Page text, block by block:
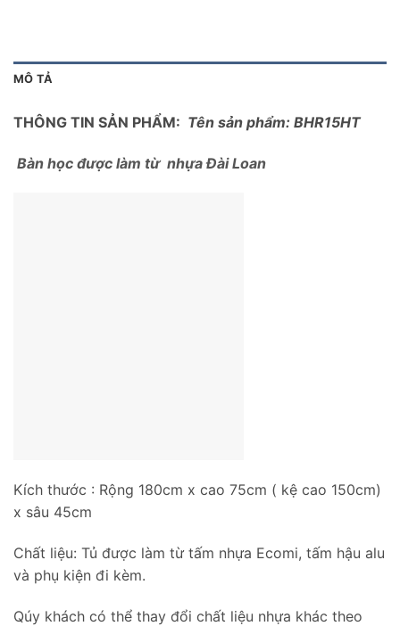
MÔ TẢ
THÔNG TIN SẢN PHẨM: Tên sản phẩm: BHR15HT
Bàn học được làm từ nhựa Đài Loan
Kích thước : Rộng 180cm x cao 75cm ( kệ cao 150cm)
x sâu 45cm
Chất liệu: Tủ được làm từ tấm nhựa Ecomi, tấm hậu alu
và phụ kiện đi kèm.
Qúy khách có thể thay đổi chất liệu nhựa khác theo